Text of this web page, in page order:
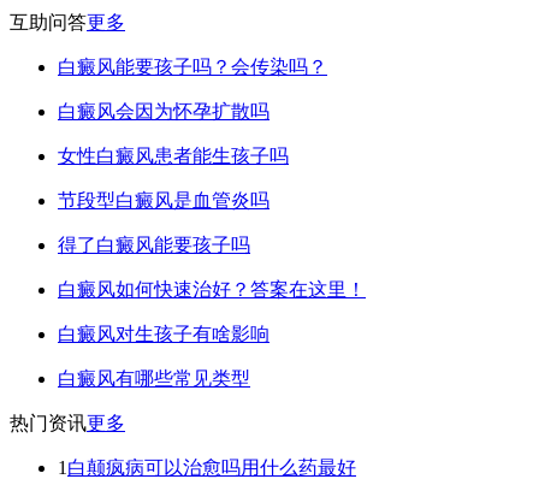
互助问答更多
白癜风能要孩子吗？会传染吗？
白癜风会因为怀孕扩散吗
女性白癜风患者能生孩子吗
节段型白癜风是血管炎吗
得了白癜风能要孩子吗
白癜风如何快速治好？答案在这里！
白癜风对生孩子有啥影响
白癜风有哪些常见类型
热门资讯更多
1 白颠疯病可以治愈吗用什么药最好